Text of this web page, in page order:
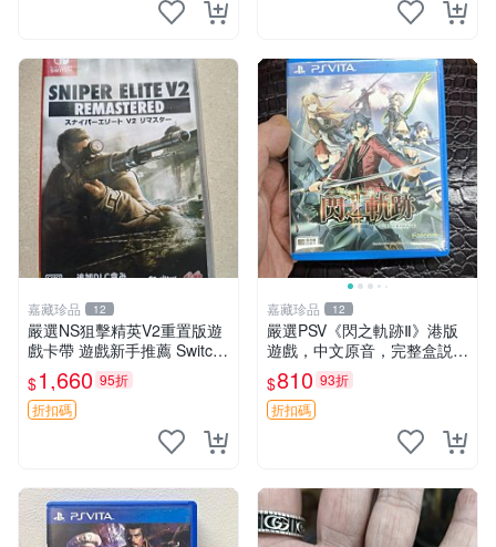
嘉藏珍品 12
嚴選NS狙擊精英V2重置版遊
戲卡帶 遊戲新手推薦 Switch
專用 狙擊精英 V2 任天堂 游
戲卡帶
$1,660 95折
折扣碼
嘉藏珍品 12
嚴選PSV《閃之軌跡Ⅱ》港版
遊戲，中文原音，完整盒説，
實拍展示成色佳 閃之軌跡Ⅱ P
SV 港版 中文
$810 93折
折扣碼